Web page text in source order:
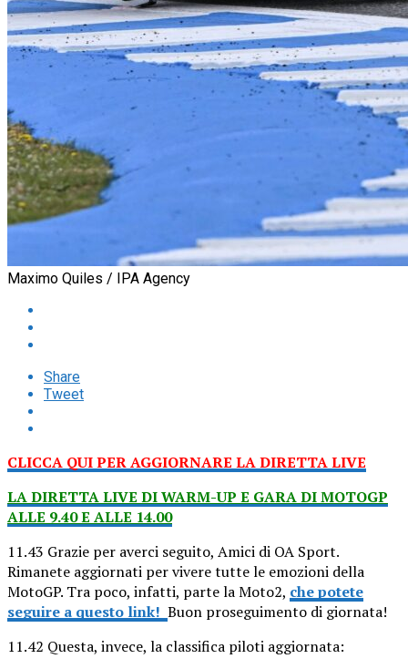
Maximo Quiles / IPA Agency
Share
Tweet
CLICCA QUI PER AGGIORNARE LA DIRETTA LIVE
LA DIRETTA LIVE DI WARM-UP E GARA DI MOTOGP
ALLE 9.40 E ALLE 14.00
11.43 Grazie per averci seguito, Amici di OA Sport.
Rimanete aggiornati per vivere tutte le emozioni della
MotoGP. Tra poco, infatti, parte la Moto2, che potete
seguire a questo link! Buon proseguimento di giornata!
11.42 Questa, invece, la classifica piloti aggiornata: